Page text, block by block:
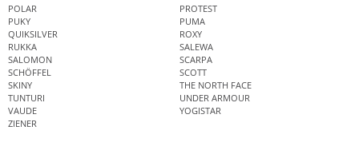
POLAR
PROTEST
PUKY
PUMA
QUIKSILVER
ROXY
RUKKA
SALEWA
SALOMON
SCARPA
SCHÖFFEL
SCOTT
SKINY
THE NORTH FACE
TUNTURI
UNDER ARMOUR
VAUDE
YOGISTAR
ZIENER